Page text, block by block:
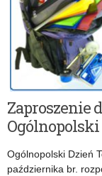
Zaproszenie
Ogólnopolski Dzień
października br.